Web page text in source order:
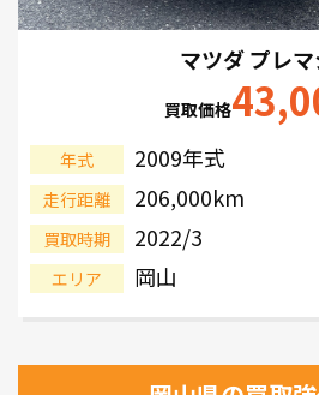
マツダ プレ
買取価格
年式 2009年式
走行距離 206,000km
買取時期 2022/3
エリア 岡山